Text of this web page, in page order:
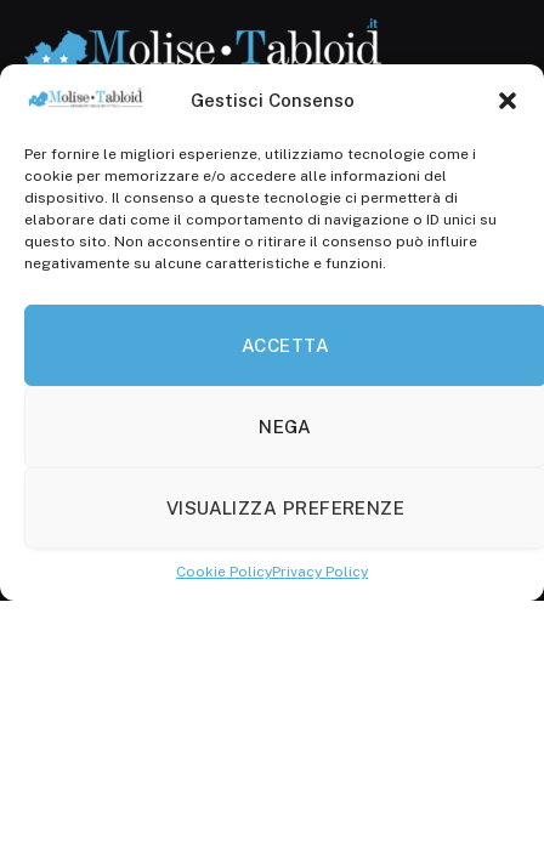
Gestisci Consenso
Per fornire le migliori esperienze, utilizziamo tecnologie come i
cookie per memorizzare e/o accedere alle informazioni del
dispositivo. Il consenso a queste tecnologie ci permetterà di
elaborare dati come il comportamento di navigazione o ID unici su
questo sito. Non acconsentire o ritirare il consenso può influire
negativamente su alcune caratteristiche e funzioni.
ACCETTA
NEGA
VISUALIZZA PREFERENZE
Cookie PolicyPrivacy Policy
Registr. presso il Tribunale di Campobasso: 3/2013 del
14.11.2013, Cron. 1254
Roc: iscrizione n° 25549 (Prot. 1138/com/15 del
30.04.2015)
P.Iva: 01707150700